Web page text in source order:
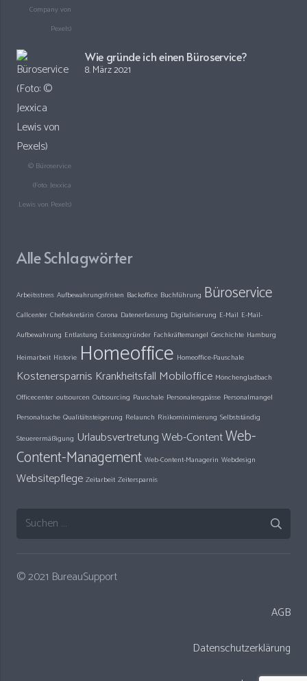
Company von
Pexels)
© Büroservice
(Foto: Jexxica
Lewis von Pexels)
Wie gründe ich einen Büroservice?
8. März 2021
Alle Schlagwörter
Arbeitsstress Aufbewahrungsfristen Backoffice Buchführung Büroservice
Callcenter Chefsekretärin Corona Datenerfassung Digitalisierung E-Mail E-Mail-
Aufbewahrung Entlastung Existenzgründer Fachkräftemangel Geschichte Hamburg
Heimarbeit Historie Homeoffice Homeoffice-Pauschale
Kostenersparnis Krankheitsfall Mobiloffice Mönchengladbach
Officecenter outsourcen Outsourcing Pauschale Personalengpässe Personalmangel
Personalsuche Qualitätssteigerung Relaunch Risikominimierung Selbstständig
Steuerermäßigung UrlaubsvertretungWeb-ContentWeb-
Content-Management Web-Content-Managerin Webdesign
Websitepflege Zeitarbeit Zeitersparnis
Suchen
© 2021 BureauSupport
AGB
Datenschutzerklärung